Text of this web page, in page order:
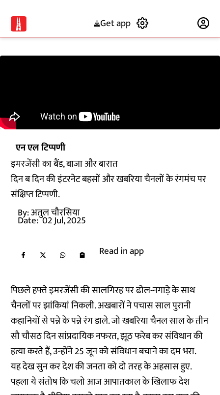
Get app
एन एल टिप्पणी
इमरजेंसी का बैंड, बाजा और बारात
दिन ब दिन की इंटरनेट बहसों और खबरिया चैनलों के रंगमंच पर
संक्षिप्त टिप्पणी.
By:अतुल चौरसिया
Date: 02 Jul, 2025
Read in app
पिछले हफ्ते इमरजेंसी की सालगिरह पर ढोल-नगाड़े के साथ
चैनलों पर झांकियां निकली. अखबारों ने पचास साल पुरानी
कहानियों से पन्ने के पन्ने रंग डाले. जो खबरिया चैनल साल के तीन
सौ चौसठ दिन सांप्रदायिक नफरत, झूठ फरेब कर संविधान की
हत्या करते हैं, उन्होंने 25 जून को संविधान बचाने का दम भरा.
यह देख सुन कर देश की जनता को दो तरह के अहसास हुए.
पहला ये संतोष कि चलो आज आपातकाल के खिलाफ देश